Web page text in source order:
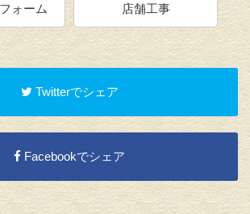
ォーム 店舗工事
Twitterでシェア
Facebookでシェア